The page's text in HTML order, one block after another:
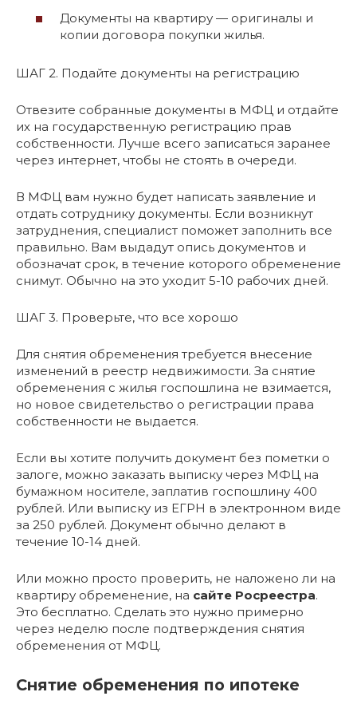
Документы на квартиру — оригиналы и
копии договора покупки жилья.
ШАГ 2. Подайте документы на регистрацию
Отвезите собранные документы в МФЦ и отдайте
их на государственную регистрацию прав
собственности. Лучше всего записаться заранее
через интернет, чтобы не стоять в очереди.
В МФЦ вам нужно будет написать заявление и
отдать сотруднику документы. Если возникнут
затруднения, специалист поможет заполнить все
правильно. Вам выдадут опись документов и
обозначат срок, в течение которого обременение
снимут. Обычно на это уходит 5-10 рабочих дней.
ШАГ 3. Проверьте, что все хорошо
Для снятия обременения требуется внесение
изменений в реестр недвижимости. За снятие
обременения с жилья госпошлина не взимается,
но новое свидетельство о регистрации права
собственности не выдается.
Если вы хотите получить документ без пометки о
залоге, можно заказать выписку через МФЦ на
бумажном носителе, заплатив госпошлину 400
рублей. Или выписку из ЕГРН в электронном виде
за 250 рублей. Документ обычно делают в
течение 10-14 дней.
Или можно просто проверить, не наложено ли на
квартиру обременение, на сайте Росреестра.
Это бесплатно. Сделать это нужно примерно
через неделю после подтверждения снятия
обременения от МФЦ.
Снятие обременения по ипотеке